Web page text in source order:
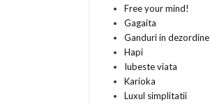
Free your mind!
Gagaita
Ganduri in dezordine
Hapi
Iubeste viata
Karioka
Luxul simplitatii